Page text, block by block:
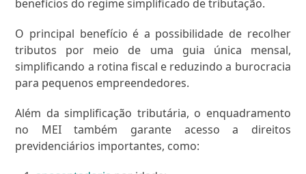
benefícios do regime simplificado de tributação.
O principal benefício é a possibilidade de recolher
tributos por meio de uma guia única mensal,
simplificando a rotina fiscal e reduzindo a burocracia
para pequenos empreendedores.
Além da simplificação tributária, o enquadramento
no MEI também garante acesso a direitos
previdenciários importantes, como: